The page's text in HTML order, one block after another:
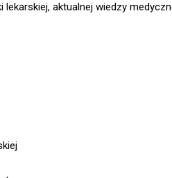
aktualnej wiedzy